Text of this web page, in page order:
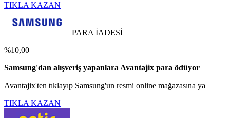
TIKLA KAZAN
PARA İADESİ
%10,00
Samsung'dan alışveriş yapanlara Avantajix para ödüyor
Avantajix'ten tıklayıp Samsung'un resmi online mağazasına ya
TIKLA KAZAN